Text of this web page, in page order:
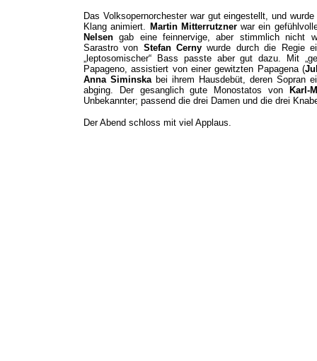
Das Volksopernorchester war gut eingestellt, und
Klang animiert. Martin Mitterrutzner war ein
Nelsen gab eine feinnervige, aber stimmlich nicht
Sarastro von Stefan Cerny wurde durch die Regie
„leptosomischer“ Bass passte aber gut dazu. Mit
Papageno, assistiert von einer gewitzten Papagena (
Anna Siminskabei ihrem Hausdebüt, deren Sopran
abging. Der gesanglich gute Monostatos von
Karl-
Unbekannter; passend die drei Damen und die drei
Der Abend schloss mit viel Applaus.